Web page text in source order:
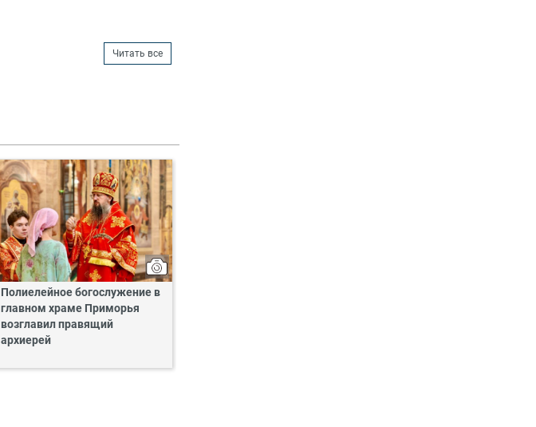
Читать все
Полиелейное богослужение в
главном храме Приморья
возглавил правящий
архиерей